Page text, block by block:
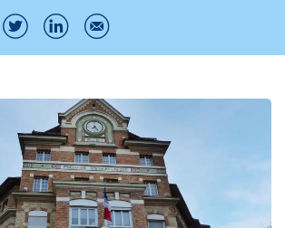
P
a
g
P
t
a
g
P
r
t
a
g